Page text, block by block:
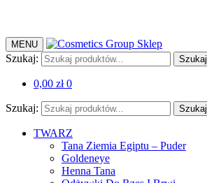
MENU
Szukaj: Szukaj
0,00 zł 0
Szukaj: Szukaj
TWARZ
Tana Ziemia Egiptu – Puder
Goldeneye
Henna Tana